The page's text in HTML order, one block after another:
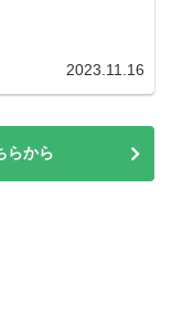
2023.11.16
らから